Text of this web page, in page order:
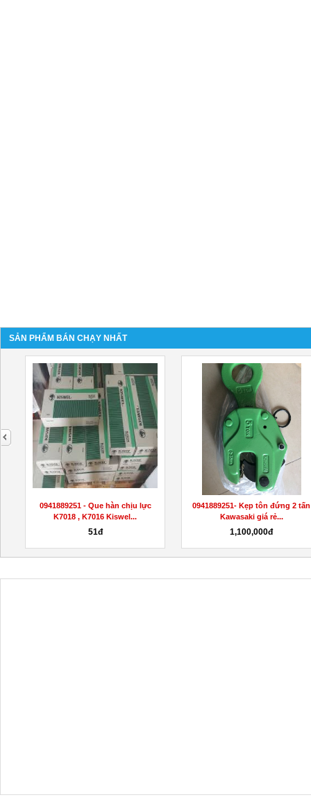
SẢN PHẨM BÁN CHẠY NHẤT
0941889251 - Que hàn chịu lực
K7018 , K7016 Kiswel...
51đ
0941889251- Kẹp tôn đứng 2 tấn
Kawasaki giá rẻ...
1,100,000đ
next